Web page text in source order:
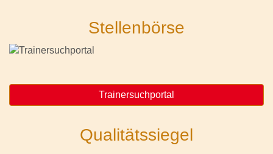
Stellenbörse
Trainersuchportal
Qualitätssiegel